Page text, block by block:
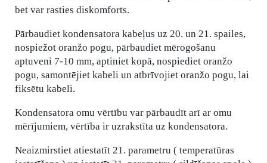
bet var rasties diskomforts.
Pārbaudiet kondensatora kabeļus uz 20. un 21. spailes,
nospiežot oranžo pogu, pārbaudiet mērogošanu
aptuveni 7-10 mm, aptiniet kopā, nospiediet oranžo
pogu, samontējiet kabeli un atbrīvojiet oranžo pogu, lai
fiksētu kabeli.
Kondensatora omu vērtību var pārbaudīt arī ar omu
mērījumiem, vērtība ir uzrakstīta uz kondensatora.
Neaizmirstiet atiestatīt 21. parametru ( temperatūras